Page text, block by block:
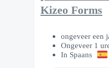
Kizeo Forms
ongeveer een
Ongeveer 1
In Spaans